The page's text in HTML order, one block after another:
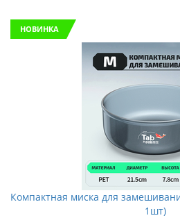
НОВИНКА
Компактная миска для
1шт)